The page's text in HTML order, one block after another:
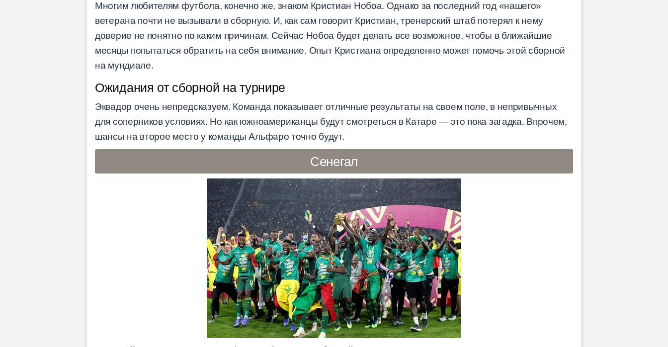
Многим любителям футбола, конечно же, знаком Кристиан Нобоа. Однако за последний год «нашего»
ветерана почти не вызывали в сборную. И, как сам говорит Кристиан, тренерский штаб потерял к нему
доверие не понятно по каким причинам. Сейчас Нобоа будет делать все возможное, чтобы в ближайшие
месяцы попытаться обратить на себя внимание. Опыт Кристиана определенно может помочь этой сборной
на мундиале.
Ожидания от сборной на турнире
Эквадор очень непредсказуем. Команда показывает отличные результаты на своем поле, в непривычных
для соперников условиях. Но как южноамериканцы будут смотреться в Катаре — это пока загадка. Впрочем,
шансы на второе место у команды Альфаро точно будут.
Сенегал